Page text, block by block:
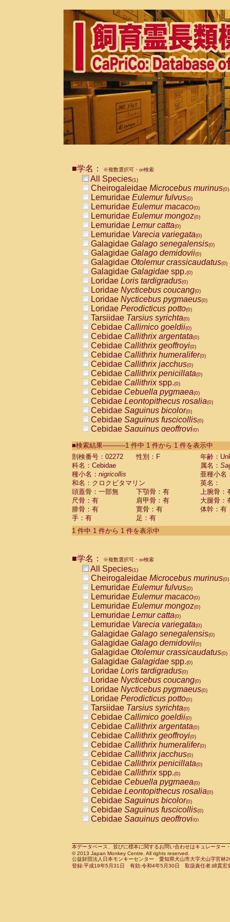
■学名： ※複数選択可・or検索
All Species(1)
Cheirogaleidae Microcebus murinus(0)
Lemuridae Eulemur fulvus(0)
Lemuridae Eulemur macaco(0)
Lemuridae Eulemur mongoz(0)
Lemuridae Lemur catta(0)
Lemuridae Varecia variegata(0)
Galagidae Galago senegalensis(0)
Galagidae Galago demidovii(0)
Galagidae Otolemur crassicaudatus(0)
Galagidae Galagidae spp.(0)
Loridae Loris tardigradus(0)
Loridae Nycticebus coucang(0)
Loridae Nycticebus pygmaeus(0)
Loridae Perodicticus potto(0)
Tarsiidae Tarsius syrichta(0)
Cebidae Callimico goeldii(0)
Cebidae Callithrix argentata(0)
Cebidae Callithrix geoffroyi(0)
Cebidae Callithrix humeralifer(0)
Cebidae Callithrix jacchus(0)
Cebidae Callithrix penicillata(0)
Cebidae Callithrixspp.(0)
Cebidae Cebuella pygmaea(0)
Cebidae Leontopithecus rosalia(0)
Cebidae Saguinus bicolor(0)
Cebidae Saguinus fuscicollis(0)
Cebidae Saguinus geoffroyi(0)
CebidaeSaguinus labiatus(0)
Cebidae Saguinus leucopus (0)
Cebidae
CebidaeSaguinus mystax
CebidaeSaguinus nigricollis (1)
Cebidae Saguinus oedipus
Cebidae Saguinus weddelli
Cebidae Saguinusspp.
Cebidae Aotus trivirgatus
Cebidae Cebus albifrons
CebidaeCebus nigrivittatus
CebidaeCebus
CebidaeSaimiri boliviensis(0)
CebidaeSaimiri sciureus(0)
AtelidaeAlouatta caraya(0)
AtelidaeAlouatta fusca(0)
AtelidaeAlouatta seniculus
AtelidaeAlouattaspp.(0)
AtelidaeAteles belzebuth(0)
AtelidaeAteles geoffroyi(0)
AtelidaeAteles paniscus(0)
AtelidaeAtelesspp.(0)
Atelidae Lagothrix lagothricha
AtelidaeLagothrix lagothricha cana
PitheciidaeCacajao calvus
PitheciidaeCallicebus cupreus
PitheciidaeCallicebus donacophilus
PitheciidaeCallicebus moloch
PitheciidaeCallicebus torquatus
PitheciidaeCallicebusspp.(0)
PitheciidaeChiropotes satanas(0)
PitheciidaePithecia monachus
PitheciidaePithecia pithecia(0)
CercopithecidaeCercocebus agilis
CercopithecidaeCercocebus
CercopithecidaeCercocebus
CercopithecidaeCercocebus
CercopithecidaeCercocebus
CercopithecidaeCercocebushybrid
CercopithecidaePapio anubis(0)
CercopithecidaePapio cynocephalus
CercopithecidaePapio hamadryas(0)
■検索結果-----------1 件中 1 件から 1 件を表示中
剖検番号：02272
性別：F
年齢：
科名：Cebidae
属名：
種小名： nigricollis
亜種小名
和名：クロクビタマリン
英名：
頭蓋骨：一部無
下顎骨：有
上腕骨：
尺骨：有
肩甲骨：有
大腿骨：
腓骨：有
寛骨：有
体幹：有
手：有
足：有
1 件中 1 件から 1 件を表示中
■学名： ※複数選択可・or検索
All Species(1)
Cheirogaleidae Microcebus murinus(0)
Lemuridae Eulemur fulvus(0)
Lemuridae Eulemur macaco(0)
Lemuridae Eulemur mongoz(0)
Lemuridae Lemur catta(0)
Lemuridae Varecia variegata(0)
Galagidae Galago senegalensis(0)
Galagidae Galago demidovii(0)
Galagidae Otolemur crassicaudatus(0)
Galagidae Galagidae spp.(0)
Loridae Loris tardigradus(0)
Loridae Nycticebus coucang(0)
Loridae Nycticebus pygmaeus(0)
Loridae Perodicticus potto(0)
Tarsiidae Tarsius syrichta(0)
Cebidae Callimico goeldii(0)
Cebidae Callithrix argentata(0)
Cebidae Callithrix geoffroyi(0)
Cebidae Callithrix humeralifer(0)
Cebidae Callithrix jacchus(0)
Cebidae Callithrix penicillata(0)
Cebidae Callithrixspp.(0)
Cebidae Cebuella pygmaea(0)
Cebidae Leontopithecus rosalia(0)
Cebidae Saguinus bicolor(0)
Cebidae Saguinus fuscicollis(0)
Cebidae Saguinus geoffroyi(0)
CebidaeSaguinus leucopus(0)
CebidaeSaguinus midas(0)
Cebidae Saguinus mystax(0)
本データベース、並びに標本に関するお問い合わせはキュレータ
© 2013 Japan Monkey Centre. All rights reserved.
公益財団法人日本モンキーセンター 愛知県犬山市大字犬山字官
登録:平成19年5月31日 有効:令和4年5月30日 取扱責任者:綿貫宏